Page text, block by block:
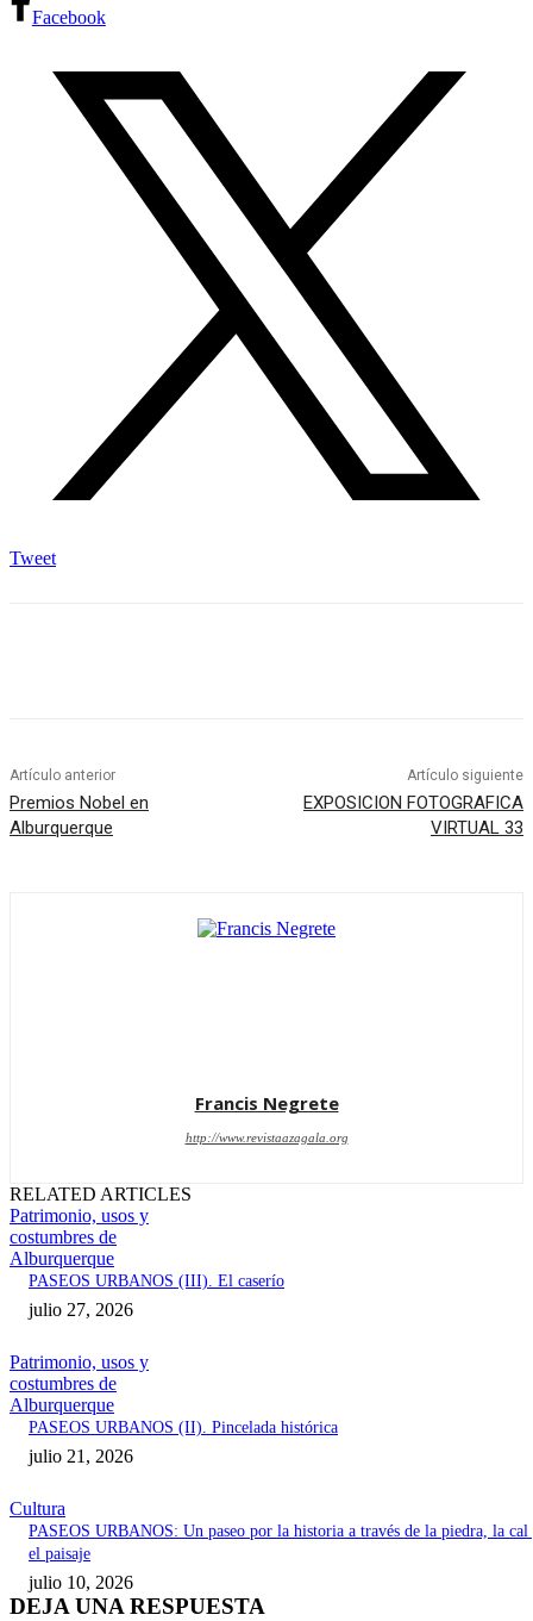
Facebook
Tweet
Artículo anterior
Premios Nobel en
Alburquerque
Artículo siguiente
EXPOSICION FOTOGRAFICA
VIRTUAL 33
Francis Negrete
http://www.revistaazagala.org
RELATED ARTICLES
Patrimonio, usos y
costumbres de
Alburquerque
PASEOS URBANOS (III). El caserío
julio 27, 2026
Patrimonio, usos y
costumbres de
Alburquerque
PASEOS URBANOS (II). Pincelada histórica
julio 21, 2026
Cultura
PASEOS URBANOS: Un paseo por la historia a través de la piedra, la cal
el paisaje
julio 10, 2026
DEJA UNA RESPUESTA